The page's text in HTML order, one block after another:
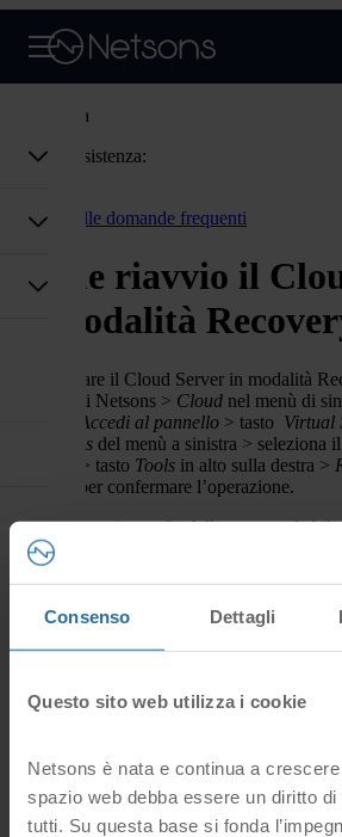
Consenso Dettagli
Questo sito web utilizza i cookie
Netsons è nata e continua a crescere
spazio web debba essere un diritto
tutti. Su questa base si fonda
Assistenza
Codice assistenza:
Torna alle domande frequenti
Come riavvio il
in modalità
Per riavviare il Cloud Server in modalità
area clienti Netsons > Cloud nel menù di
Accedi al pannello > tasto Virtual
Appliances del menù a sinistra > seleziona
riavviare > tasto Tools in alto sulla destra >
per confermare l’operazione.
Per VS con crittografia della password
temporaneo è "root" e la password è
Per VS con crittografia della password
"root" verrà utilizzata per riavviare il VS in
0 Utenti hanno
Hai trovato
risposta?
Domande frequenti correlate